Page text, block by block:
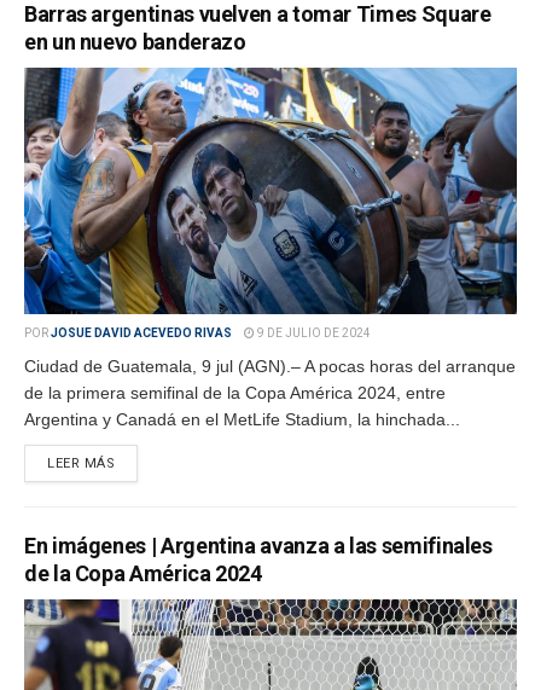
Barras argentinas vuelven a tomar Times Square
en un nuevo banderazo
PORJOSUE DAVID ACEVEDO RIVAS 9 DE JULIO DE 2024
Ciudad de Guatemala, 9 jul (AGN).– A pocas horas del arranque
de la primera semifinal de la Copa América 2024, entre
Argentina y Canadá en el MetLife Stadium, la hinchada...
LEER MÁS
En imágenes | Argentina avanza a las semifinales
de la Copa América 2024